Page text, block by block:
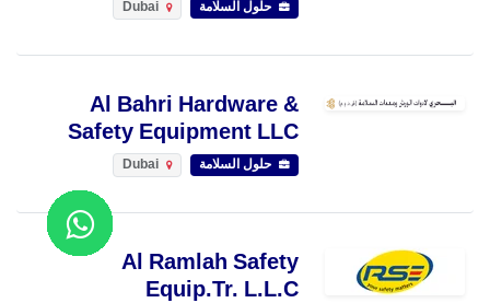
حلول السلامة
Al Bahri Hardware &
Safety Equipment LLC
حلول السلامة
Al Ramlah Safety
Equip.Tr. L.L.C